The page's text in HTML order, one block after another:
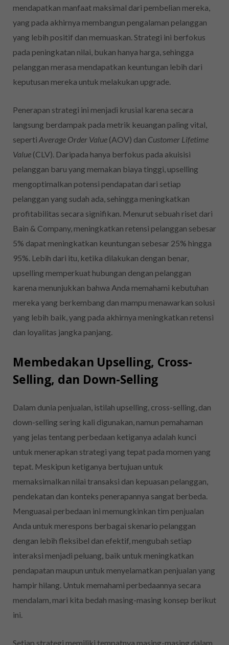
mendapatkan manfaat maksimal dari pembelian mereka,
yang pada akhirnya membangun pengalaman pelanggan
yang lebih positif dan memuaskan. Strategi ini berfokus
pada peningkatan nilai, bukan hanya harga, sehingga
pelanggan merasa mendapatkan keuntungan lebih dari
keputusan mereka untuk melakukan upgrade.
Penerapan strategi ini menjadi krusial karena secara
langsung berdampak pada metrik keuangan paling vital,
seperti Average Order Value (AOV) dan Customer Lifetime
Value (CLV). Daripada hanya berfokus pada akuisisi
pelanggan baru yang memakan biaya tinggi, upselling
mengoptimalkan potensi pendapatan dari setiap
pelanggan yang sudah ada, sehingga meningkatkan
profitabilitas secara signifikan. Menurut sebuah riset dari
Bain & Company, meningkatkan retensi pelanggan sebesar
5% dapat meningkatkan keuntungan sebesar 25% hingga
95%. Lebih dari itu, ketika dilakukan dengan benar,
upselling memperkuat hubungan dengan pelanggan
karena menunjukkan bahwa Anda memahami kebutuhan
mereka yang berkembang dan mampu menawarkan solusi
yang lebih baik, yang pada akhirnya meningkatkan retensi
dan loyalitas jangka panjang.
Membedakan Upselling, Cross-
Selling, dan Down-Selling
Dalam dunia penjualan, istilah upselling, cross-selling, dan
down-selling sering kali digunakan, namun pemahaman
yang jelas tentang perbedaan ketiganya adalah kunci
untuk menerapkan strategi yang tepat pada momen yang
tepat. Meskipun ketiganya bertujuan untuk
memaksimalkan nilai transaksi dan kepuasan pelanggan,
pendekatan dan konteks penerapannya sangat berbeda.
Menguasai perbedaan ini memungkinkan tim penjualan
Anda untuk merespons berbagai skenario pelanggan
dengan lebih fleksibel dan efektif, mengubah setiap
interaksi menjadi peluang, baik untuk meningkatkan
pendapatan maupun untuk menyelamatkan penjualan yang
hampir hilang. Untuk memahami perbedaannya secara
mendalam, mari kita bedah masing-masing konsep berikut
ini.
Setiap strategi memiliki tempatnya masing-masing dalam